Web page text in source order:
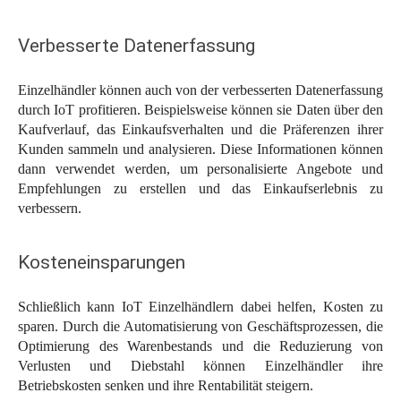
Verbesserte Datenerfassung
Einzelhändler können auch von der verbesserten Datenerfassung
durch IoT profitieren. Beispielsweise können sie Daten über den
Kaufverlauf, das Einkaufsverhalten und die Präferenzen ihrer
Kunden sammeln und analysieren. Diese Informationen können
dann verwendet werden, um personalisierte Angebote und
Empfehlungen zu erstellen und das Einkaufserlebnis zu
verbessern.
Kosteneinsparungen
Schließlich kann IoT Einzelhändlern dabei helfen, Kosten zu
sparen. Durch die Automatisierung von Geschäftsprozessen, die
Optimierung des Warenbestands und die Reduzierung von
Verlusten und Diebstahl können Einzelhändler ihre
Betriebskosten senken und ihre Rentabilität steigern.